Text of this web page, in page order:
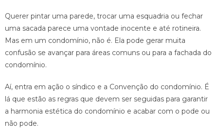
Querer pintar uma parede, trocar uma esquadria ou fechar
uma sacada parece uma vontade inocente e até rotineira.
Mas em um condomínio, não é. Ela pode gerar muita
confusão se avançar para áreas comuns ou para a fachada do
condomínio.
Aí, entra em ação o síndico e a Convenção do condomínio. É
lá que estão as regras que devem ser seguidas para garantir
a harmonia estética do condomínio e acabar com o pode ou
não pode.